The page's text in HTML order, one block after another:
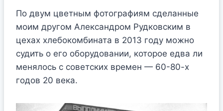
По двум цветным фотографиям сделанные
моим другом Александром Рудковским в
цехах хлебокомбината в 2013 году можно
судить о его оборудовании, которое едва ли
менялось с советских времен — 60-80-х
годов 20 века.